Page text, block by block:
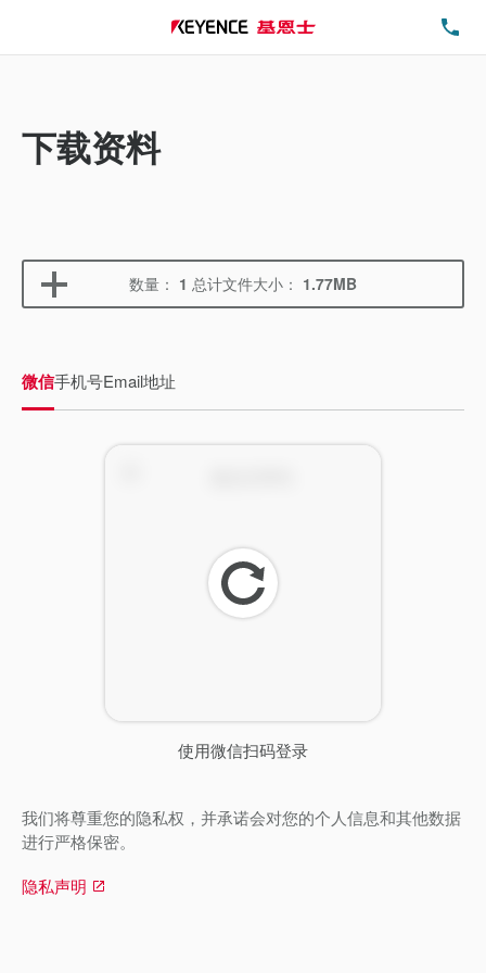
下载资料
数量： 1 总计文件大小： 1.77MB
微信手机号Email地址
使用微信扫码登录
刷
新
我们将尊重您的隐私权，并承诺会对您的个人信息和其他数据
进行严格保密。
隐私声明